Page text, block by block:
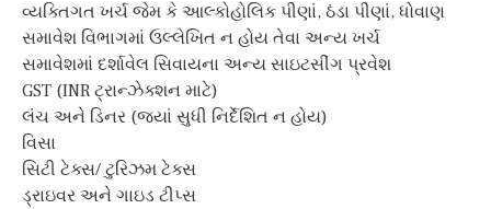
વ્યક્તિગત ખર્ચ જેમ કે આલ્કોહોલિક પીણાં, ઠંડા પીણાં, ધોવાણ
સમાવેશ વિભાગમાં ઉલ્લેખિત ન હોય તેવા અન્ય ખર્ચ
સમાવેશમાં દર્શાવેલ સિવાયના અન્ય સાઇટસીંગ પ્રવેશ
GST (INR ટ્રાન્ઝેક્શન માટે)
લંચ અને ડિનર (જ્યાં સુધી નિર્દેશિત ન હોય)
વિસા
સિટી ટેક્સ/ ટુરિઝમ ટેક્સ
ડ્રાઇવર અને ગાઇડ ટીપ્સ